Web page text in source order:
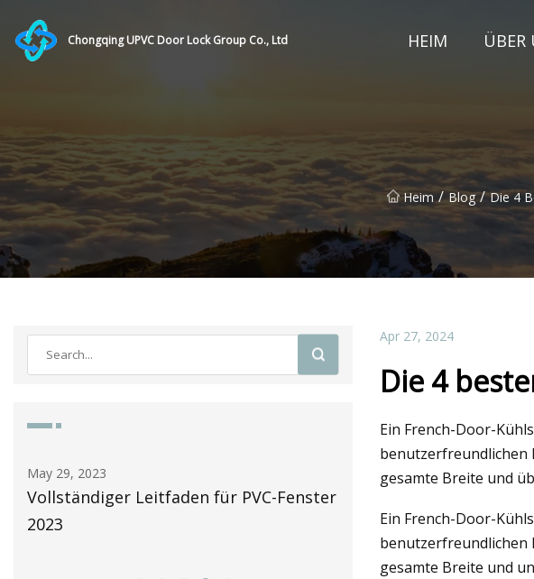
Chongqing UPVC Door Lock Group Co., Ltd HEIM ÜBER
Heim / Blog / Die 4
May 30, 2023
Anbieter von PVC-Fenstern in meiner
Nähe bewerteten 2023
May 26, 2023
by LiSEC at
Türen
Apr 27, 2024
Die 4
Ein French-Door-
benutzerfreundlichen
gesamte Breite und
Ein French-Door-
benutzerfreundlichen
gesamte Breite und